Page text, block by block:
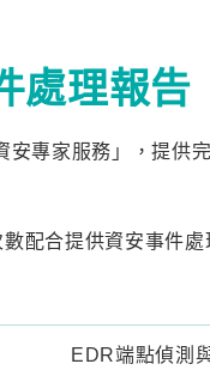
處理報告
專家服務」，提
配合提供資安事件
EDR端點偵測